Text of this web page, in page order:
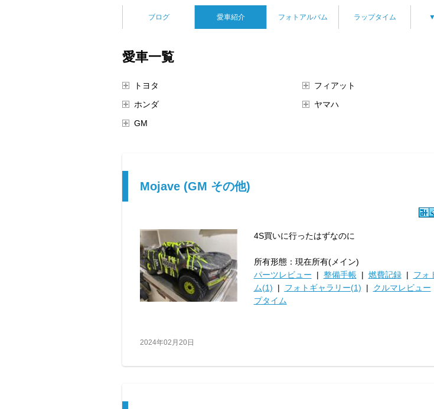
ブログ 愛車紹介 フォトアルバム ラップタイム
愛車一覧
トヨタ
ホンダ
GM
フィアット
ヤマハ
Mojave (GM その他)
4S買いに行ったはずなのに
所有形態：現在所有(メイン)
パーツレビュー | 整備手帳| 燃費記録| フォ
ム(1) | フォトギャラリー(1) | クルマレビュー
プタイム
2024年02月20日